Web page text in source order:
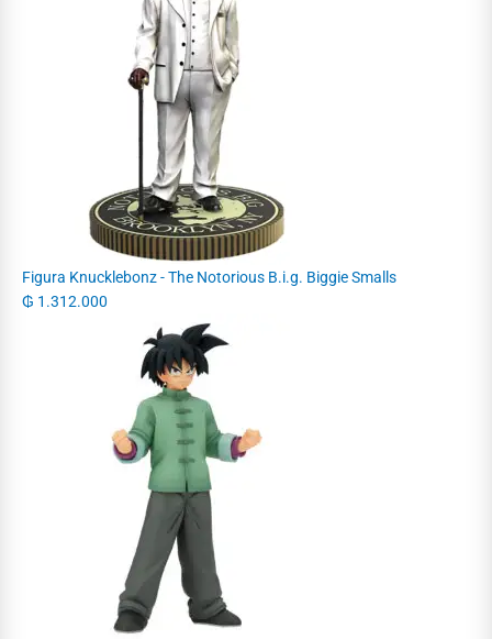
Figura Knucklebonz - The Notorious B.i.g. Biggie Smalls
₲ 1.312.000